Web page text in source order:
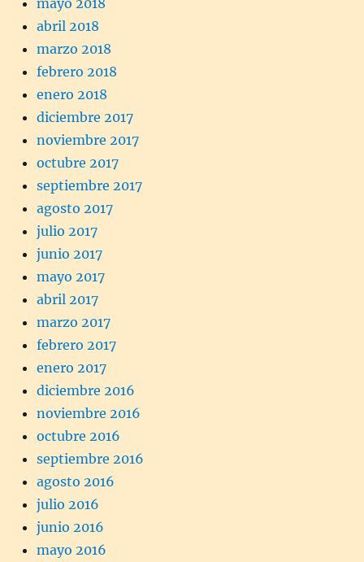
abril 2018
marzo 2018
febrero 2018
enero 2018
diciembre 2017
noviembre 2017
octubre 2017
septiembre 2017
agosto 2017
julio 2017
junio 2017
mayo 2017
abril 2017
marzo 2017
febrero 2017
enero 2017
diciembre 2016
noviembre 2016
octubre 2016
septiembre 2016
agosto 2016
julio 2016
junio 2016
mayo 2016